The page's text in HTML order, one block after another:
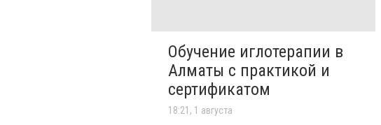
Обучение иглотерапии в
Алматы с практикой и
сертификатом
18:21, 1 августа